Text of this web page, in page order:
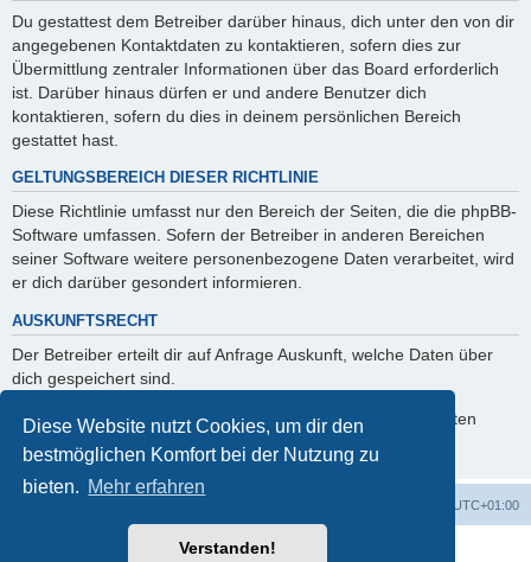
Diese Website nutzt Cookies, um dir den
bestmöglichen Komfort bei der Nutzung zu
bieten. Mehr erfahren
Verstanden!
Du gestattest dem Betreiber darüber hinaus, dich unter den von dir
angegebenen Kontaktdaten zu kontaktieren, sofern dies zur
Übermittlung zentraler Informationen über das Board erforderlich
ist. Darüber hinaus dürfen er und andere Benutzer dich
kontaktieren, sofern du dies in deinem persönlichen Bereich
gestattet hast.
GELTUNGSBEREICH DIESER RICHTLINIE
Diese Richtlinie umfasst nur den Bereich der Seiten, die die phpBB-
Software umfassen. Sofern der Betreiber in anderen Bereichen
seiner Software weitere personenbezogene Daten verarbeitet, wird
er dich darüber gesondert informieren.
AUSKUNFTSRECHT
Der Betreiber erteilt dir auf Anfrage Auskunft, welche Daten über
dich gespeichert sind.
Du kannst jederzeit die Löschung bzw. Sperrung deiner Daten
verlangen. Kontaktiere hierzu bitte den Betreiber.
UTC+01:00
Powered byphpBB® Forum Software © phpBB Limited